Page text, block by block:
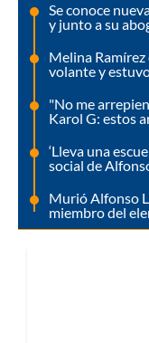
Se conoce
y junto a su
Melina
volante y
"No me
Karol G: estos
‘Lleva una
social de
Murió Alfonso
miembro del